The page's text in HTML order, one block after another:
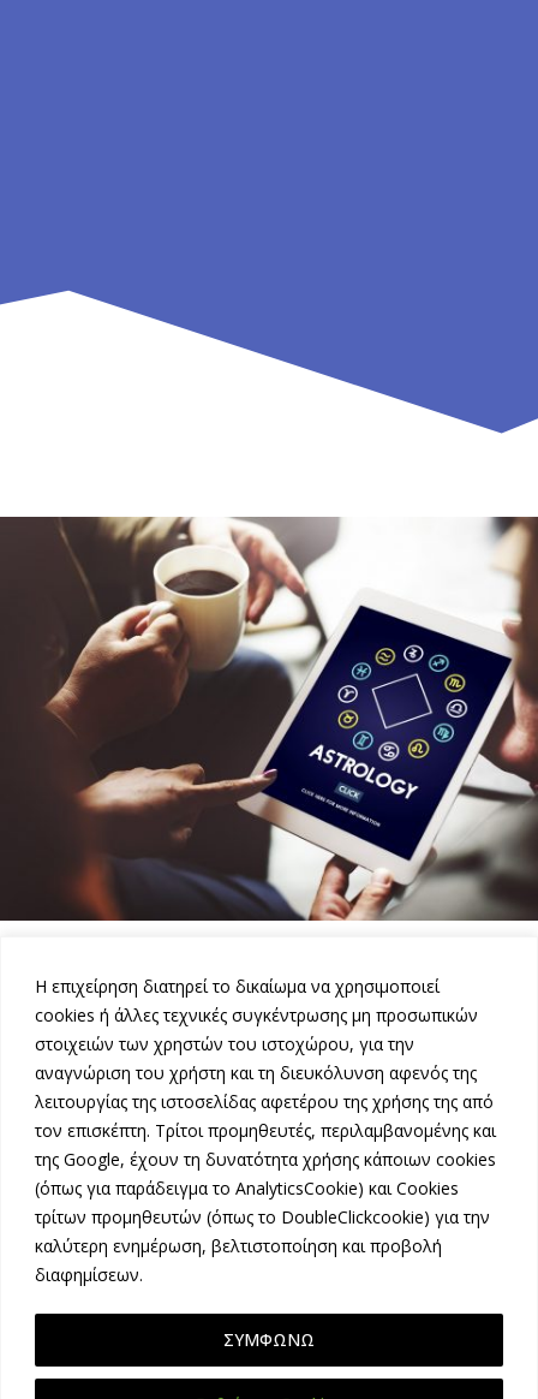
Η επιχείρηση διατηρεί το δικαίωμα να χρησιμοποιεί
cookies ή άλλες τεχνικές συγκέντρωσης μη προσωπικών
στοιχειών των χρηστών του ιστοχώρου, για την
αναγνώριση του χρήστη και τη διευκόλυνση αφενός της
λειτουργίας της ιστοσελίδας αφετέρου της χρήσης της από
τον επισκέπτη. Τρίτοι προμηθευτές, περιλαμβανομένης και
της Google, έχουν τη δυνατότητα χρήσης κάποιων cookies
(όπως για παράδειγμα το AnalyticsCookie) και Cookies
τρίτων προμηθευτών (όπως το DoubleClickcookie) για την
καλύτερη ενημέρωση, βελτιστοποίηση και προβολή
διαφημίσεων.
ΣΥΜΦΩΝΩ
ΒΑΣΙΚΕΣ ΣΠΟΥΔΕΣ
ΠΕΡΙΣΣΟΤΕΡΑ